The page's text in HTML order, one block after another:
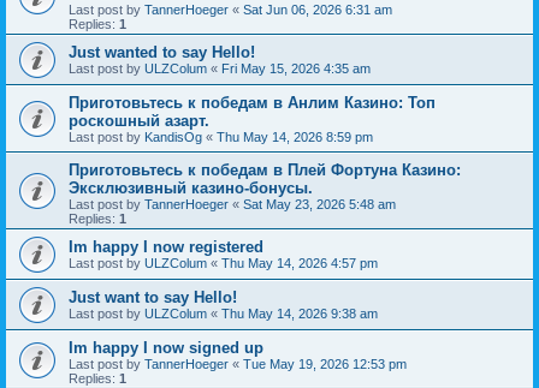
Last post by TannerHoeger « Sat Jun 06, 2026 6:31 am
Replies: 1
Just wanted to say Hello!
Last post by ULZColum « Fri May 15, 2026 4:35 am
Приготовьтесь к победам в Анлим Казино: Топ
роскошный азарт.
Last post by KandisOg « Thu May 14, 2026 8:59 pm
Приготовьтесь к победам в Плей Фортуна Казино:
Эксклюзивный казино-бонусы.
Last post by TannerHoeger « Sat May 23, 2026 5:48 am
Replies: 1
Im happy I now registered
Last post by ULZColum « Thu May 14, 2026 4:57 pm
Just want to say Hello!
Last post by ULZColum « Thu May 14, 2026 9:38 am
Im happy I now signed up
Last post by TannerHoeger « Tue May 19, 2026 12:53 pm
Replies: 1